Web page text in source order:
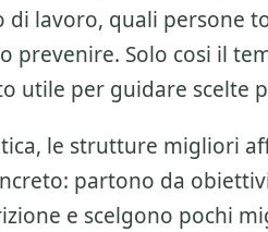
di lavoro, quali persone
prevenire. Solo cosi il
utile per guidare scelte
le strutture migliori
partono da
e scelgono pochi